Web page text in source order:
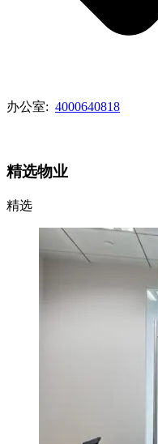
办公室: 4000640818
精选物业
精选